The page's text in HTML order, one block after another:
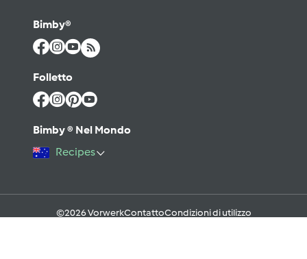
Bimby®
Folletto
Bimby ® Nel Mondo
Recipes
©2026 VorwerkContattoCondizioni di utilizzo